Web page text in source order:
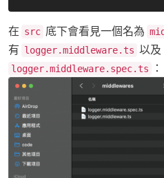
在 src 底下會看見一個名為
有 logger.middleware.ts 以及
logger.middleware.spec.ts ：